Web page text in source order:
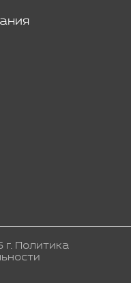
г. Политика